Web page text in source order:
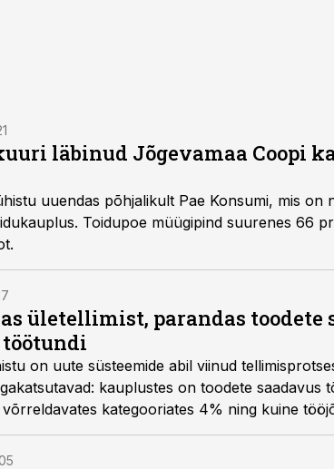
läbinud Jõgevamaa Coopi
uuendas põhjalikult Pae Konsumi, mis on
Toidupoe müügipind suurenes 66
ületellimist, parandas
töötundi
on uute süsteemide abil viinud
kauplustes on toodete saadavus
kategooriates 4% ning kuine
on näha paranemist kesklao tarnekindluses